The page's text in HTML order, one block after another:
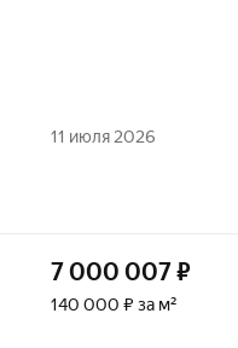
11 июля 2026
7 000 007₽
140 000 ₽ за м²